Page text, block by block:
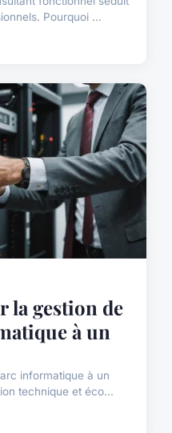
Pourquoi ...
la gestion de
à un
informatique à un
technique et éco...